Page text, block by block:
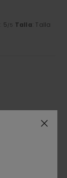
: 5/5 Talla: Talla
Compra verificada